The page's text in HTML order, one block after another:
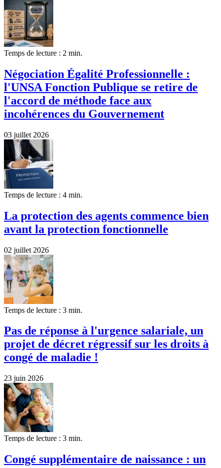
Temps de lecture : 2 min.
Négociation Égalité Professionnelle :
l'UNSA Fonction Publique se retire de
l'accord de méthode face aux
incohérences du Gouvernement
03 juillet 2026
Temps de lecture : 4 min.
La protection des agents commence bien
avant la protection fonctionnelle
02 juillet 2026
Temps de lecture : 3 min.
Pas de réponse à l'urgence salariale, un
projet de décret régressif sur les droits à
congé de maladie !
23 juin 2026
Temps de lecture : 3 min.
Congé supplémentaire de naissance : un